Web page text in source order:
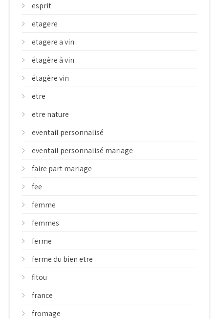
esprit
etagere
etagere a vin
étagère à vin
étagère vin
etre
etre nature
eventail personnalisé
eventail personnalisé mariage
faire part mariage
fee
femme
femmes
ferme
ferme du bien etre
fitou
france
fromage